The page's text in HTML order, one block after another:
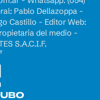
Pablo Dellazoppa -
Castillo - Editor Web:
del medio -
S.A.C.I.F.